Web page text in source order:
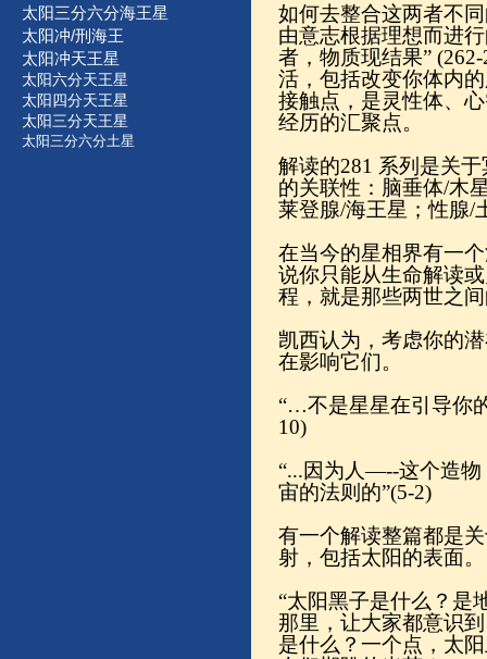
太阳三分六分海王星
太阳冲/刑海王
太阳冲天王星
太阳六分天王星
太阳四分天王星
太阳三分天王星
太阳三分六分土星
如何去整合这两者不
由意志根据理想而进
者，物质现结果”
活，包括改变你体内
接触点，是灵性体、
经历的汇聚点。
解读的281 系列是关
的关联性：脑垂体/木
莱登腺/海王星；性腺/
在当今的星相界有一
说你只能从生命解读
程，就是那些两世之
凯西认为，考虑你的
在影响它们。
“…不是星星在引导你
10)
“...因为人—--这个造
宙的法则的”(5-2)
有一个解读整篇都是
射，包括太阳的表面。
“太阳黑子是什么？是
那里，让大家都意识
是什么？一个点，太